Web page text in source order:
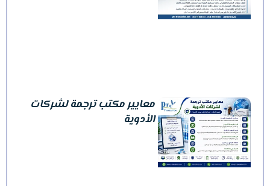
معايير مكتب ترجمة لشركات
الأدوية